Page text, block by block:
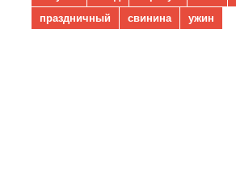
праздничный
свинина ужин